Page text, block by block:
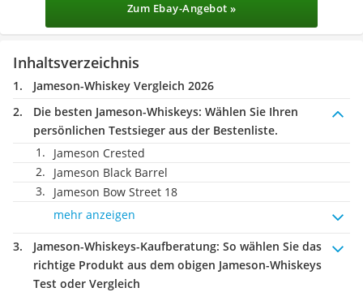
Zum Ebay-Angebot »
Inhaltsverzeichnis
Jameson-Whiskey Vergleich 2026
Die besten Jameson-Whiskeys: Wählen Sie Ihren
persönlichen Testsieger aus der Bestenliste.
Jameson Crested
Jameson Black Barrel
Jameson Bow Street 18
mehr anzeigen
Jameson-Whiskeys-Kaufberatung: So wählen Sie das
richtige Produkt aus dem obigen Jameson-Whiskeys
Test oder Vergleich